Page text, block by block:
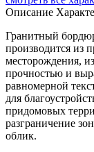
Описание
Гранитный
производится из
месторождения,
прочностью и
равномерной
для
придомовых
разграничение
облик.